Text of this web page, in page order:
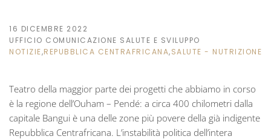
16 DICEMBRE 2022
UFFICIO COMUNICAZIONE SALUTE E SVILUPPO
NOTIZIE,REPUBBLICA CENTRAFRICANA,SALUTE - NUTRIZIONE
Teatro della maggior parte dei progetti che abbiamo in corso
è la regione dell’Ouham – Pendé: a circa 400 chilometri dalla
capitale Bangui è una delle zone più povere della già indigente
Repubblica Centrafricana. L’instabilità politica dell’intera